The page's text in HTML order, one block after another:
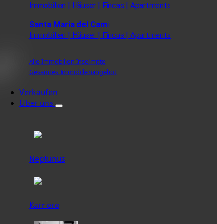
Immobilien | Häuser | Fincas | Apartments
Santa Maria del Cami
Immobilien | Häuser | Fincas | Apartments
Alle Immobilien Inselmitte
Gesamtes Immobilenangebot
Verkaufen
Über uns
Neptunus
Karriere